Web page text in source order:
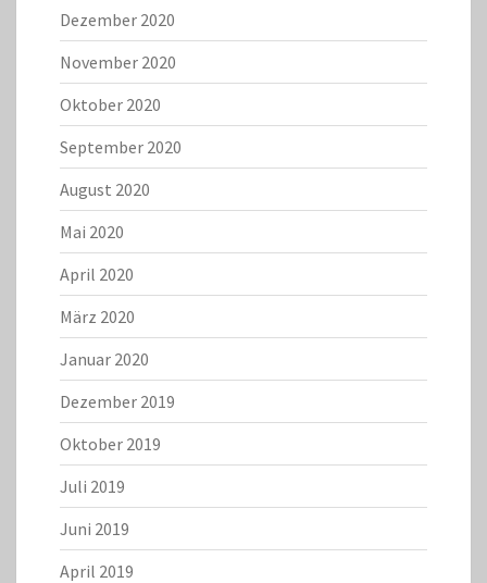
Dezember 2020
November 2020
Oktober 2020
September 2020
August 2020
Mai 2020
April 2020
März 2020
Januar 2020
Dezember 2019
Oktober 2019
Juli 2019
Juni 2019
April 2019